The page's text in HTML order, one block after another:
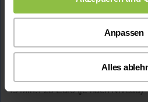
Anpassen
Alles
Mathematik (bis 13. Kl.)
Biologie (bis 13. Kl.)
Sprachunterricht Deutsch
Chemie (bis 10. Kl.)
45 Min. / 28 Euro (je nach Niveau)